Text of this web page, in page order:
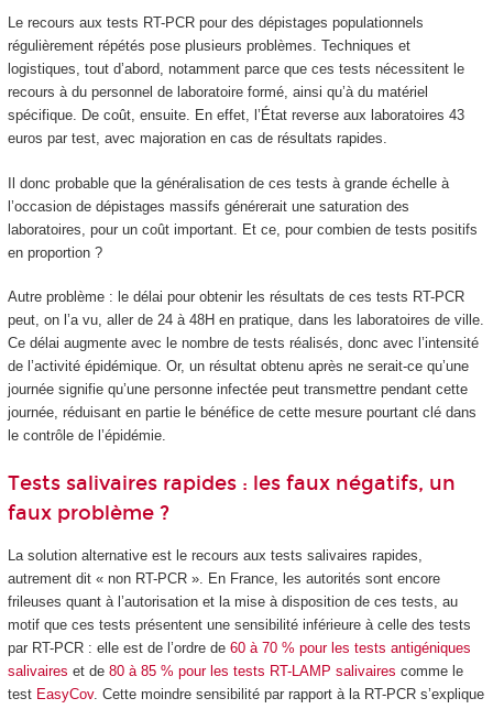
Le recours aux tests RT-PCR pour des dépistages populationnels
régulièrement répétés pose plusieurs problèmes. Techniques et
logistiques, tout d’abord, notamment parce que ces tests nécessitent le
recours à du personnel de laboratoire formé, ainsi qu’à du matériel
spécifique. De coût, ensuite. En effet, l’État reverse aux laboratoires 43
euros par test, avec majoration en cas de résultats rapides.
Il donc probable que la généralisation de ces tests à grande échelle à
l’occasion de dépistages massifs générerait une saturation des
laboratoires, pour un coût important. Et ce, pour combien de tests positifs
en proportion ?
Autre problème : le délai pour obtenir les résultats de ces tests RT-PCR
peut, on l’a vu, aller de 24 à 48H en pratique, dans les laboratoires de ville.
Ce délai augmente avec le nombre de tests réalisés, donc avec l’intensité
de l’activité épidémique. Or, un résultat obtenu après ne serait-ce qu’une
journée signifie qu’une personne infectée peut transmettre pendant cette
journée, réduisant en partie le bénéfice de cette mesure pourtant clé dans
le contrôle de l’épidémie.
Tests salivaires rapides : les faux négatifs, un
faux problème ?
La solution alternative est le recours aux tests salivaires rapides,
autrement dit « non RT-PCR ». En France, les autorités sont encore
frileuses quant à l’autorisation et la mise à disposition de ces tests, au
motif que ces tests présentent une sensibilité inférieure à celle des tests
par RT-PCR : elle est de l’ordre de 60 à 70 % pour les tests antigéniques
salivaires et de 80 à 85 % pour les tests RT-LAMP salivaires comme le
test EasyCov. Cette moindre sensibilité par rapport à la RT-PCR s’explique